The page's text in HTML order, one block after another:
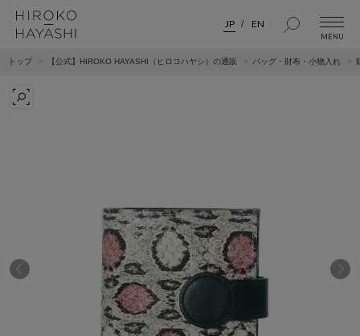
JP EN
トップ 【公式】HIROKO HAYASHI（ヒロコハヤシ）の通販 バッグ・財布・小物入れ